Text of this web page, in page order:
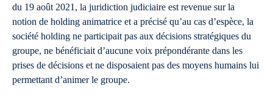
du 19 août 2021, la juridiction judiciaire est revenue sur la
notion de holding animatrice et a précisé qu’au cas d’espèce, la
société holding ne participait pas aux décisions stratégiques du
groupe, ne bénéficiait d’aucune voix prépondérante dans les
prises de décisions et ne disposaient pas des moyens humains lui
permettant d’animer le groupe.